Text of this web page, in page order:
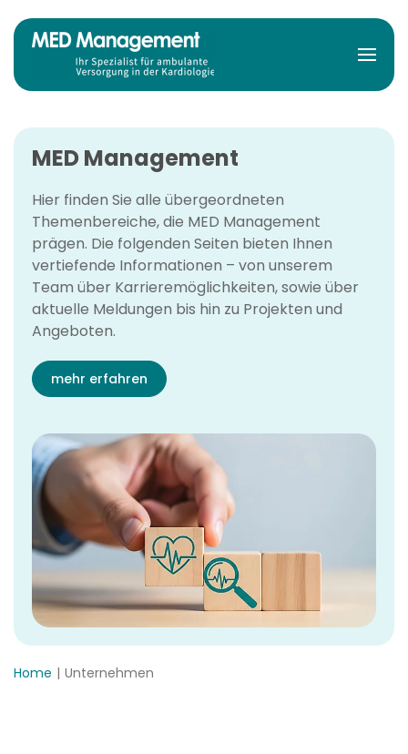
Zum Hauptinhalt springen
MED Management
Hier finden Sie alle übergeordneten
Themenbereiche, die MED Management
prägen. Die folgenden Seiten bieten Ihnen
vertiefende Informationen – von unserem
Team über Karrieremöglichkeiten, sowie über
aktuelle Meldungen bis hin zu Projekten und
Angeboten.
mehr erfahren
Home Unternehmen